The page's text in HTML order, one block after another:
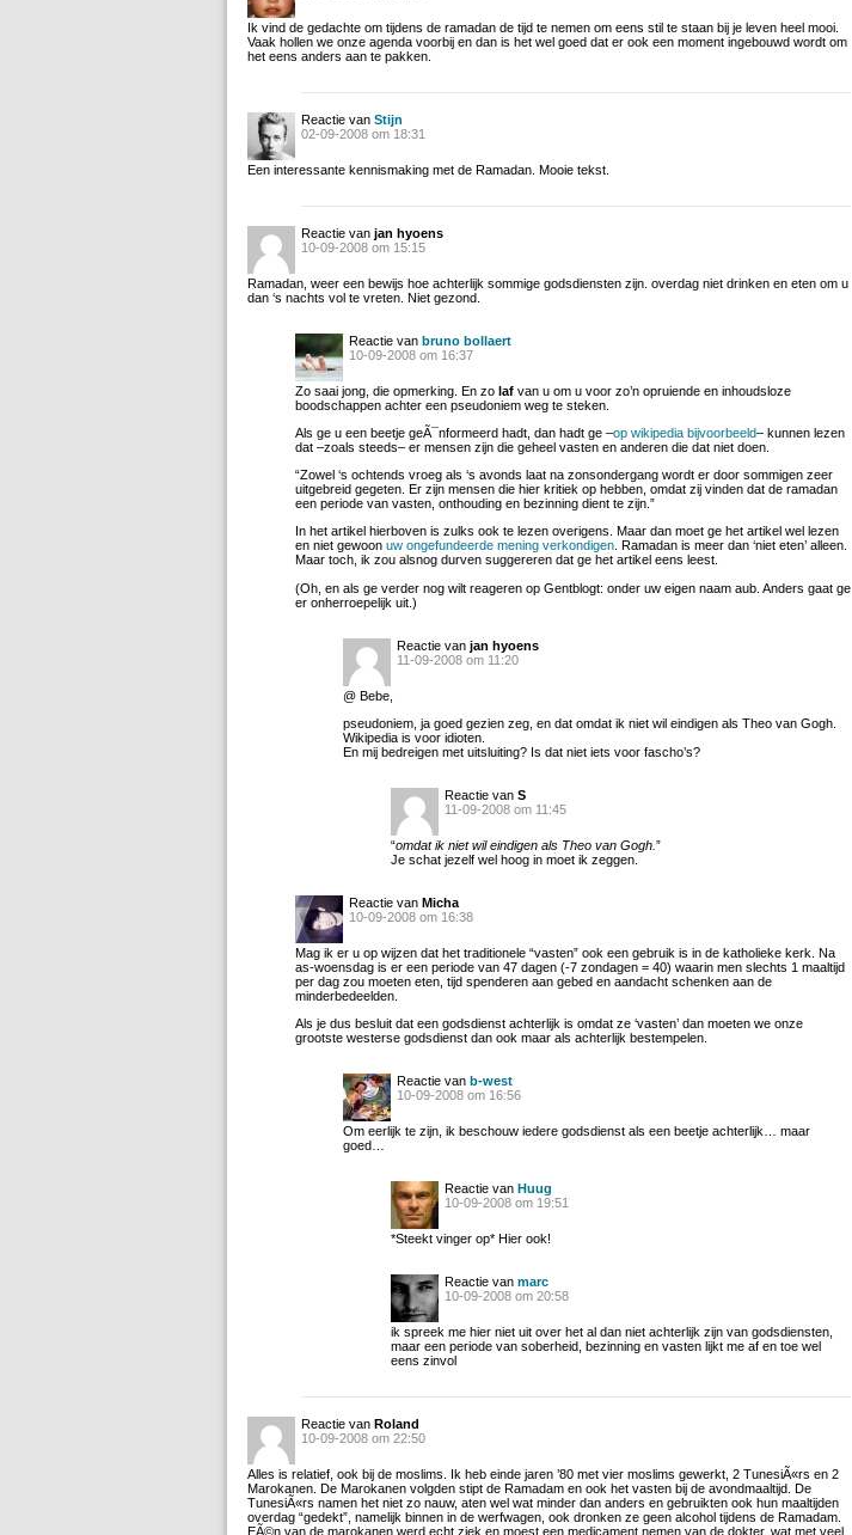
Ik vind de gedachte om tijdens de ramadan de tijd te nemen om eens stil te staan bij je leven heel mooi.
Vaak hollen we onze agenda voorbij en dan is het wel goed dat er ook een moment ingebouwd wordt om
het eens anders aan te pakken.
Reactie van Stijn
02-09-2008 om 18:31
Een interessante kennismaking met de Ramadan. Mooie tekst.
Reactie van jan hyoens
10-09-2008 om 15:15
Ramadan, weer een bewijs hoe achterlijk sommige godsdiensten zijn. overdag niet drinken en eten om u
dan ‘s nachts vol te vreten. Niet gezond.
Reactie van bruno bollaert
10-09-2008 om 16:37
Zo saai jong, die opmerking. En zo laf van u om u voor zo’n opruiende en inhoudsloze
boodschappen achter een pseudoniem weg te steken.
Als ge u een beetje geÃ¯nformeerd hadt, dan hadt ge –op wikipedia bijvoorbeeld– kunnen lezen
dat –zoals steeds– er mensen zijn die geheel vasten en anderen die dat niet doen.
“Zowel ‘s ochtends vroeg als ‘s avonds laat na zonsondergang wordt er door sommigen zeer
uitgebreid gegeten. Er zijn mensen die hier kritiek op hebben, omdat zij vinden dat de ramadan
een periode van vasten, onthouding en bezinning dient te zijn.”
In het artikel hierboven is zulks ook te lezen overigens. Maar dan moet ge het artikel wel lezen
en niet gewoon uw ongefundeerde mening verkondigen . Ramadan is meer dan ‘niet eten’ alleen.
Maar toch, ik zou alsnog durven suggereren dat ge het artikel eens leest.
(Oh, en als ge verder nog wilt reageren op Gentblogt: onder uw eigen naam aub. Anders gaat ge
er onherroepelijk uit.)
Reactie van jan hyoens
11-09-2008 om 11:20
@ Bebe,
pseudoniem, ja goed gezien zeg, en dat omdat ik niet wil eindigen als Theo van Gogh.
Wikipedia is voor idioten.
En mij bedreigen met uitsluiting? Is dat niet iets voor fascho’s?
Reactie van S
11-09-2008 om 11:45
“omdat ik niet wil eindigen als Theo van Gogh. ”
Je schat jezelf wel hoog in moet ik zeggen.
Reactie van Micha
10-09-2008 om 16:38
Mag ik er u op wijzen dat het traditionele “vasten” ook een gebruik is in de katholieke kerk. Na
as-woensdag is er een periode van 47 dagen (-7 zondagen = 40) waarin men slechts 1 maaltijd
per dag zou moeten eten, tijd spenderen aan gebed en aandacht schenken aan de
minderbedeelden.
Als je dus besluit dat een godsdienst achterlijk is omdat ze ‘vasten’ dan moeten we onze
grootste westerse godsdienst dan ook maar als achterlijk bestempelen.
Reactie van b-west
10-09-2008 om 16:56
Om eerlijk te zijn, ik beschouw iedere godsdienst als een beetje achterlijk… maar
goed…
Reactie van Huug
10-09-2008 om 19:51
*Steekt vinger op* Hier ook!
Reactie van marc
10-09-2008 om 20:58
ik spreek me hier niet uit over het al dan niet achterlijk zijn van godsdiensten,
maar een periode van soberheid, bezinning en vasten lijkt me af en toe wel
eens zinvol
Reactie van Roland
10-09-2008 om 22:50
Alles is relatief, ook bij de moslims. Ik heb einde jaren ’80 met vier moslims gewerkt, 2 TunesiÃ«rs en 2
Marokanen. De Marokanen volgden stipt de Ramadam en ook het vasten bij de avondmaaltijd. De
TunesiÃ«rs namen het niet zo nauw, aten wel wat minder dan anders en gebruikten ook hun maaltijden
overdag “gedekt”, namelijk binnen in de werfwagen, ook dronken ze geen alcohol tijdens de Ramadam.
EÃ©n van de marokanen werd echt ziek en moest een medicament nemen van de dokter, wat met veel